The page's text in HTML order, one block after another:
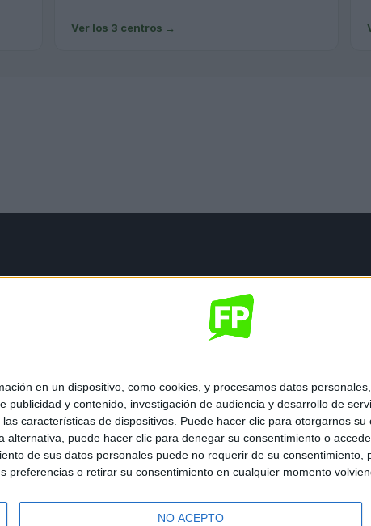
en un dispositivo, como cookies, y procesamos datos
y contenido, investigación de audiencia y desarrollo de
características de dispositivos. Puede hacer clic para otorgarnos
puede hacer clic para denegar su consentimiento o
de sus datos personales puede no requerir de su
preferencias o retirar su consentimiento en cualquier momento
NO ACEPTO
Ver los 3 centros →
legal